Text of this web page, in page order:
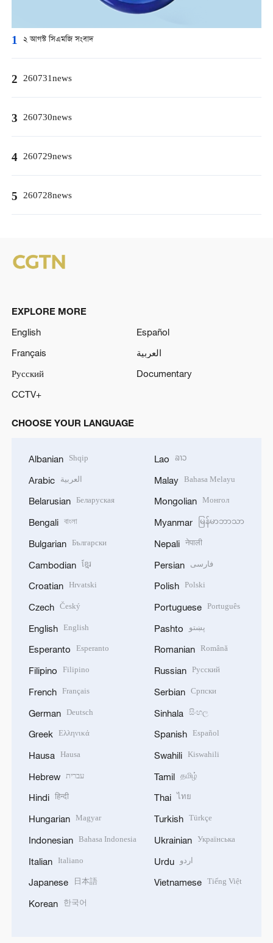
1 ২ আগস্ট সিএমজি সংবাদ
2 260731news
3 260730news
4 260729news
5 260728news
EXPLORE MORE
English
Español
Français
العربية
Русский
Documentary
CCTV+
CHOOSE YOUR LANGUAGE
Albanian Shqip
Arabic العربية
Belarusian Беларуская
Bengali বাংলা
Bulgarian Български
Cambodian ខ្មែរ
Croatian Hrvatski
Czech Český
English English
Esperanto Esperanto
Filipino Filipino
French Français
German Deutsch
Greek Ελληνικά
Hausa Hausa
Hebrew עברית
Hindi हिन्दी
Hungarian Magyar
Indonesian Bahasa Indonesia
Italian Italiano
Japanese 日本語
Korean 한국어
Lao ລາວ
Malay Bahasa Melayu
Mongolian Монгол
Myanmar မြန်မာဘာသာ
Nepali नेपाली
Persian فارسی
Polish Polski
Portuguese Português
Pashto پښتو
Romanian Română
Russian Русский
Serbian Српски
Sinhala සිංහල
Spanish Español
Swahili Kiswahili
Tamil தமிழ்
Thai ไทย
Turkish Türkçe
Ukrainian Українська
Urdu اردو
Vietnamese Tiếng Việt